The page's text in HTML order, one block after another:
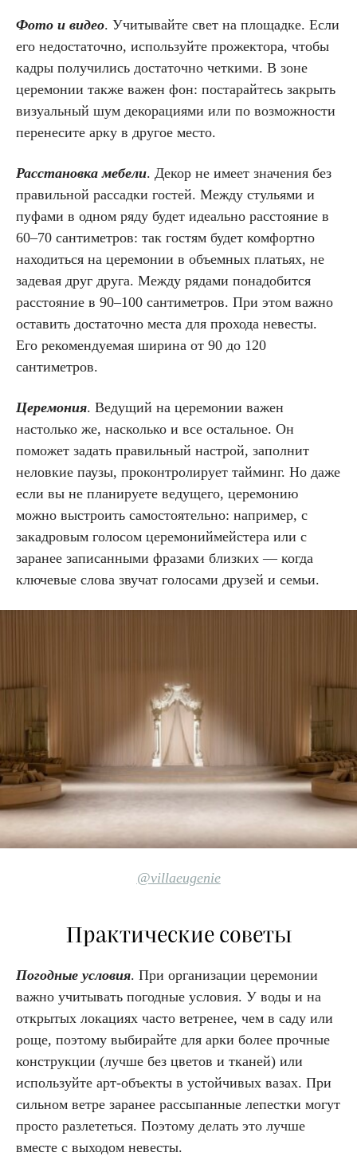
Фото и видео. Учитывайте свет на площадке. Если
его недостаточно, используйте прожектора, чтобы
кадры получились достаточно четкими. В зоне
церемонии также важен фон: постарайтесь закрыть
визуальный шум декорациями или по возможности
перенесите арку в другое место.
Расстановка мебели. Декор не имеет значения без
правильной рассадки гостей. Между стульями и
пуфами в одном ряду будет идеально расстояние в
60–70 сантиметров: так гостям будет комфортно
находиться на церемонии в объемных платьях, не
задевая друг друга. Между рядами понадобится
расстояние в 90–100 сантиметров. При этом важно
оставить достаточно места для прохода невесты.
Его рекомендуемая ширина от 90 до 120
сантиметров.
Церемония. Ведущий на церемонии важен
настолько же, насколько и все остальное. Он
поможет задать правильный настрой, заполнит
неловкие паузы, проконтролирует тайминг. Но даже
если вы не планируете ведущего, церемонию
можно выстроить самостоятельно: например, с
закадровым голосом церемониймейстера или с
заранее записанными фразами близких — когда
ключевые слова звучат голосами друзей и семьи.
@villaeugenie
Практические советы
Погодные условия. При организации церемонии
важно учитывать погодные условия. У воды и на
открытых локациях часто ветренее, чем в саду или
роще, поэтому выбирайте для арки более прочные
конструкции (лучше без цветов и тканей) или
используйте арт-объекты в устойчивых вазах. При
сильном ветре заранее рассыпанные лепестки могут
просто разлететься. Поэтому делать это лучше
вместе с выходом невесты.